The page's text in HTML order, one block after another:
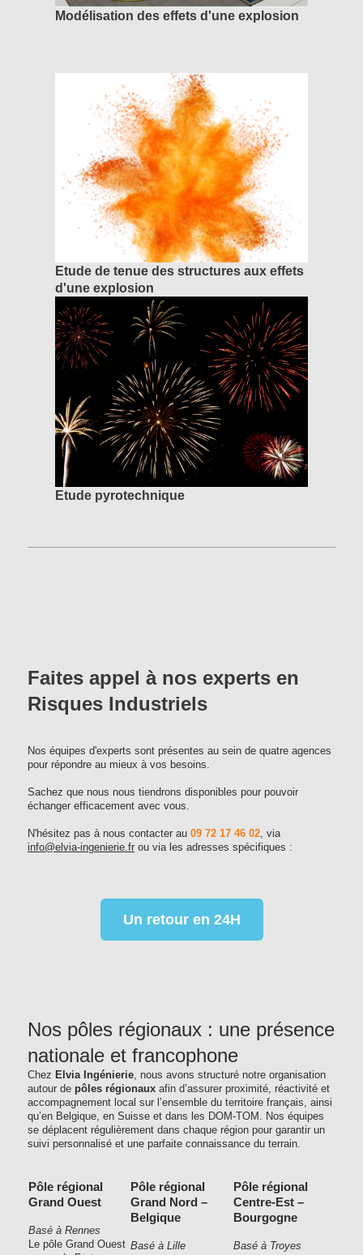
Modélisation des effets d'une explosion
Etude de tenue des structures aux effets
d'une explosion
Etude pyrotechnique
Faites appel à nos experts en
Risques Industriels
Nos équipes d'experts sont présentes au sein de quatre agences
pour répondre au mieux à vos besoins.
Sachez que nous nous tiendrons disponibles pour pouvoir
échanger efficacement avec vous.
N'hésitez pas à nous contacter au 09 72 17 46 02 , via
info@elvia-ingenierie.fr ou via les adresses spécifiques :
Un retour en 24H
Nos pôles régionaux : une présence
nationale et francophone
Chez Elvia Ingénierie , nous avons structuré notre organisation
autour de pôles régionaux afin d’assurer proximité, réactivité et
accompagnement local sur l’ensemble du territoire français, ainsi
qu’en Belgique, en Suisse et dans les DOM-TOM. Nos équipes
se déplacent régulièrement dans chaque région pour garantir un
suivi personnalisé et une parfaite connaissance du terrain.
Pôle régional
Grand Ouest
Basé à Rennes
Le pôle Grand Ouest
Pôle régional
Grand Nord –
Belgique
Basé à Lille
Pôle régional
Centre-Est –
Bourgogne
Basé à Troyes